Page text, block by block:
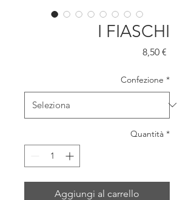
I FIASCHI
8,50 €
Confezione *
Quantità *
Aggiungi al carrello